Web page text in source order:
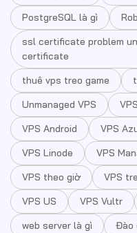
PostgreSQL là gì
ssl certificate problem
certificate
thuê vps treo game
Unmanaged VPS
VPS Android
VPS
VPS Linode
VPS
VPS theo giờ
VPS
VPS US
VPS Vultr
web server là gì
Đào